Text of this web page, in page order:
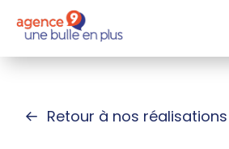
Retour à nos réalisations